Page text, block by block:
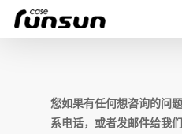
您如果有任何想咨询的问
系电话，或者发邮件给我